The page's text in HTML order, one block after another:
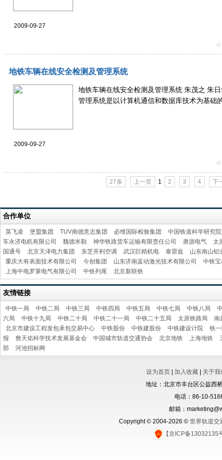
2009-09-27
地铁车辆在线安全检测及管理系统
地铁车辆在线安全检测及管理系统 朱茂之 朱
管理系统是以计算机通信和数据库技术为基础
2009-09-27
27条 上一页 1 2 3 4 下
合作单位
英飞凌 堡盟集团 TUV南德意志集团 必维国际检验集团
中国铁道科学研究院
车永济电机有限公司
魏德米勒 神华铁路货车运输有限责任公司 唐源电气
太
国通号
北京天泽电力集团 东芝开利空调 武汉巨精机电 泰雷兹
山东南山铝
重庆大有表面技术有限公司
今创集团 山东济南蓝动激光技术有限公司
中铁
上海中电罗莱电气有限公司
中铁列尾 北京新联铁
友情链接
中铁一局 中铁二局 中铁三局 中铁四局 中铁五局 中铁七局 中铁八局
六局
中铁十九局 中铁二十局 中铁二十一局 中铁二十五局 太原铁路局
南
北京市建设工程发包承包交易中心
中铁股份 中铁建股份 中铁建设计院
铁
报
詹天佑科学技术发展基金会 中国城市轨道交通协会 北京地铁 上海地铁
部
河池招标网
设为首页 加入收藏
关于我
地址：北京市丰台区公益西
电话：86-10-
邮箱：
Copyright © 2004-2026 © 世界轨道交
【京ICP备13032135